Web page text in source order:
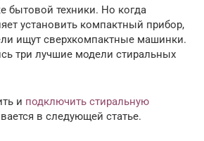
бытовой техники. Но когда
установить компактный прибор,
ищут сверхкомпактные машинки.
три лучшие модели стиральных
и подключить стиральную
в следующей статье.